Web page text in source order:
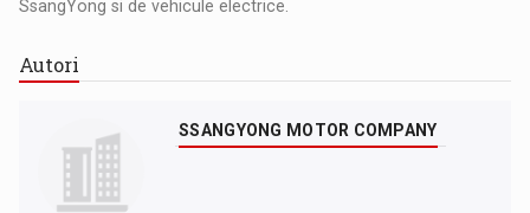
SsangYong si de vehicule electrice.
Autori
SSANGYONG MOTOR COMPANY